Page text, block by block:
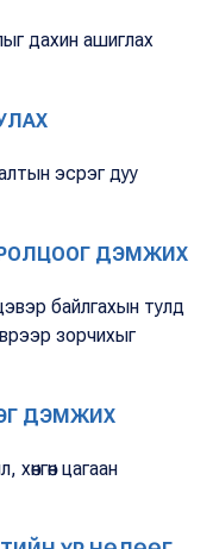
дахин ашиглах
эсрэг дуу
ДЭМЖИХ
байлгахын тулд
зорчихыг
ДЭМЖИХ
цагаан